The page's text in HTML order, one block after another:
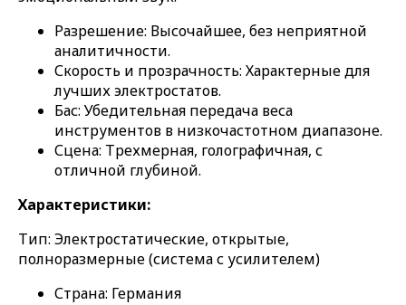
Разрешение: Высочайшее, без неприятной
аналитичности.
Скорость и прозрачность: Характерные для
лучших электростатов.
Бас: Убедительная передача веса
инструментов в низкочастотном диапазоне.
Сцена: Трехмерная, голографичная, с
отличной глубиной.
Характеристики:
Тип: Электростатические, открытые,
полноразмерные (система с усилителем)
Страна: Германия